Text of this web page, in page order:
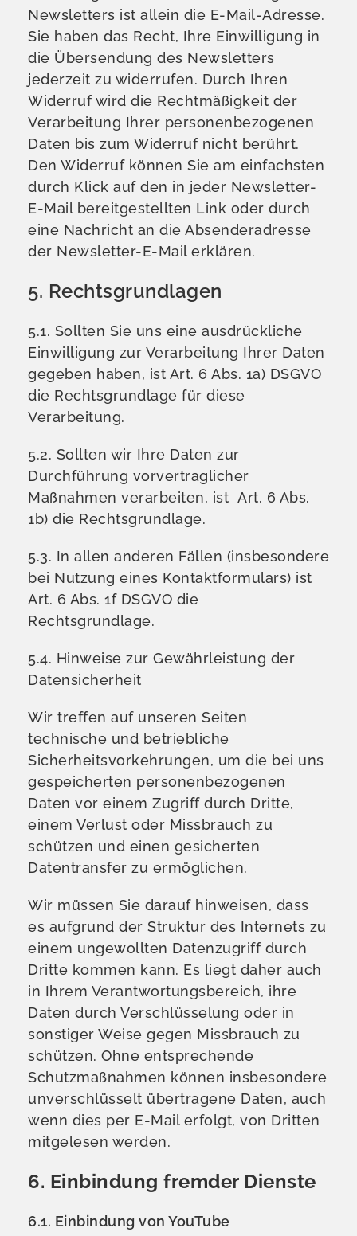
Newsletters ist allein die E-Mail-Adresse.
Sie haben das Recht, Ihre Einwilligung in
die Übersendung des Newsletters
jederzeit zu widerrufen. Durch Ihren
Widerruf wird die Rechtmäßigkeit der
Verarbeitung Ihrer personenbezogenen
Daten bis zum Widerruf nicht berührt.
Den Widerruf können Sie am einfachsten
durch Klick auf den in jeder Newsletter-
E-Mail bereitgestellten Link oder durch
eine Nachricht an die Absenderadresse
der Newsletter-E-Mail erklären.
5. Rechtsgrundlagen
5.1. Sollten Sie uns eine ausdrückliche
Einwilligung zur Verarbeitung Ihrer Daten
gegeben haben, ist Art. 6 Abs. 1a) DSGVO
die Rechtsgrundlage für diese
Verarbeitung.
5.2. Sollten wir Ihre Daten zur
Durchführung vorvertraglicher
Maßnahmen verarbeiten, ist Art. 6 Abs.
1b) die Rechtsgrundlage.
5.3. In allen anderen Fällen (insbesondere
bei Nutzung eines Kontaktformulars) ist
Art. 6 Abs. 1f DSGVO die
Rechtsgrundlage.
5.4. Hinweise zur Gewährleistung der
Datensicherheit
Wir treffen auf unseren Seiten
technische und betriebliche
Sicherheitsvorkehrungen, um die bei uns
gespeicherten personenbezogenen
Daten vor einem Zugriff durch Dritte,
einem Verlust oder Missbrauch zu
schützen und einen gesicherten
Datentransfer zu ermöglichen.
Wir müssen Sie darauf hinweisen, dass
es aufgrund der Struktur des Internets zu
einem ungewollten Datenzugriff durch
Dritte kommen kann. Es liegt daher auch
in Ihrem Verantwortungsbereich, ihre
Daten durch Verschlüsselung oder in
sonstiger Weise gegen Missbrauch zu
schützen. Ohne entsprechende
Schutzmaßnahmen können insbesondere
unverschlüsselt übertragene Daten, auch
wenn dies per E-Mail erfolgt, von Dritten
mitgelesen werden.
6. Einbindung fremder Dienste
6.1. Einbindung von YouTube